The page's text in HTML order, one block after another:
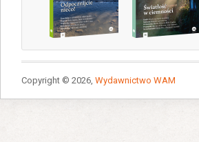
Copyright © 2026, Wydawnictwo WAM